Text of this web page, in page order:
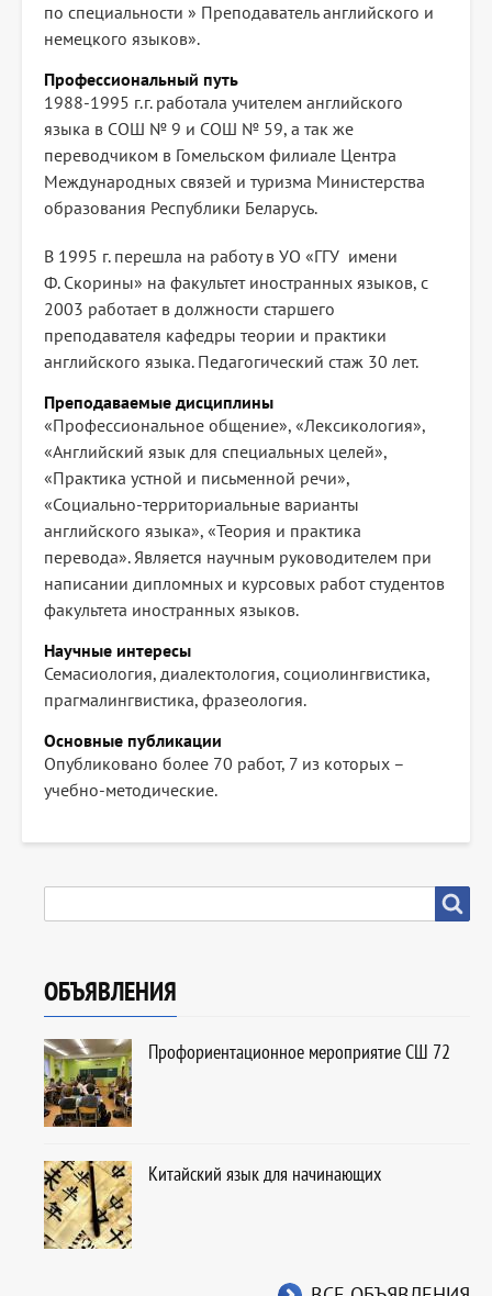
по специальности » Преподаватель английского и
немецкого языков».
Профессиональный путь
1988-1995 г.г. работала учителем английского
языка в СОШ № 9 и СОШ № 59, а так же
переводчиком в Гомельском филиале Центра
Международных связей и туризма Министерства
образования Республики Беларусь.
В 1995 г. перешла на работу в УО «ГГУ имени
Ф. Скорины» на факультет иностранных языков, с
2003 работает в должности старшего
преподавателя кафедры теории и практики
английского языка. Педагогический стаж 30 лет.
Преподаваемые дисциплины
«Профессиональное общение», «Лексикология»,
«Английский язык для специальных целей»,
«Практика устной и письменной речи»,
«Социально-территориальные варианты
английского языка», «Теория и практика
перевода». Является научным руководителем при
написании дипломных и курсовых работ студентов
факультета иностранных языков.
Научные интересы
Семасиология, диалектология, социолингвистика,
прагмалингвистика, фразеология.
Основные публикации
Опубликовано более 70 работ, 7 из которых –
учебно-методические.
ОБЪЯВЛЕНИЯ
Профориентационное мероприятие СШ 72
Китайский язык для начинающих